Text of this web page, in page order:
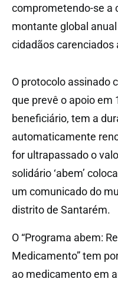
comprometendo-se a
montante global
cidadãos carenciados
O protocolo assinado
que prevê o apoio em
beneficiário, tem a
automaticamente
for ultrapassado o
solidário ‘abem’
um comunicado do
distrito de Santarém.
O “Programa abem:
Medicamento” tem
ao medicamento em